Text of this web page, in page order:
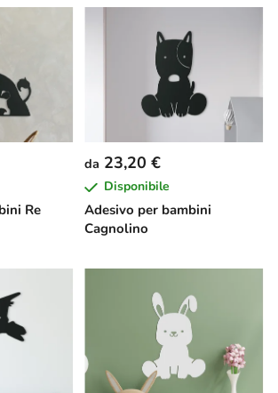
Re
Adesivo per bambini
Cagnolino
da 23,20 €
Disponibile